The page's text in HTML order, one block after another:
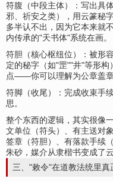
符腹（中段主体）：写出具
邪、祈安之类），用云篆秘
多半认不出，因为它本来就
内传承的"天书体"系统在画。
符胆（核心枢纽位）：被形
定的秘字（如"罡""井"等形
点——你可以理解为公章盖章
符脚（收尾）：完成收束手
思。
整个东西的逻辑，其实很像
文单位（符头）、有主送对
签章（符胆）、有落款手续
朱砂，媒介从隶楷书变成了云
三、"敕令"在道教法统里